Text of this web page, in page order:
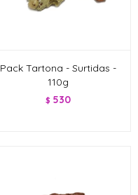
Pack Tartona - Surtidas -
110g
$ 530